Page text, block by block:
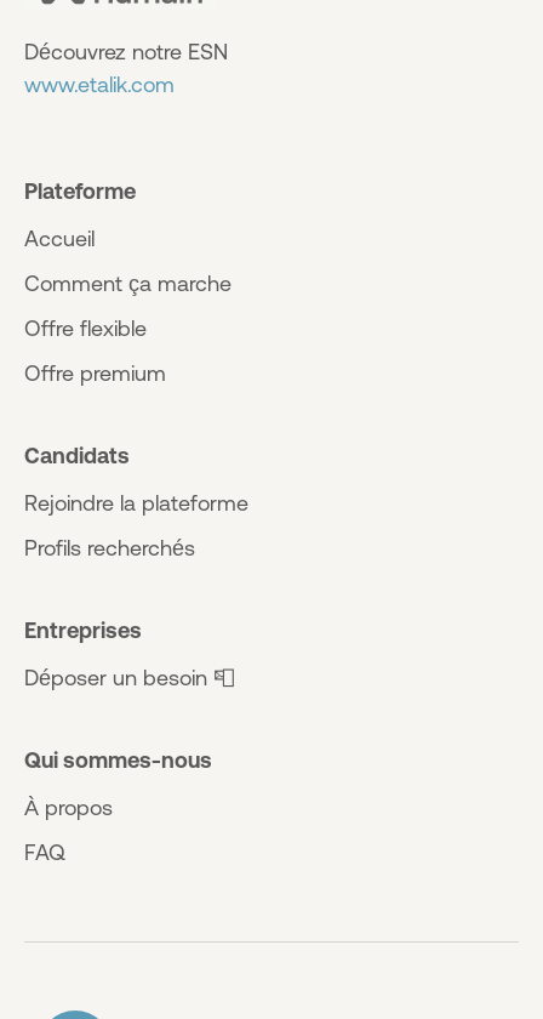
Découvrez notre ESN
www.etalik.com
Plateforme
Accueil
Comment ça marche
Offre flexible
Offre premium
Candidats
Rejoindre la plateforme
Profils recherchés
Entreprises
Déposer un besoin 📮
Qui sommes-nous
À propos
FAQ